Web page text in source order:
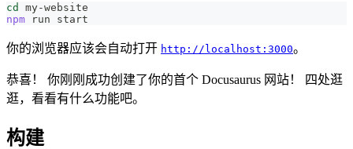
cd
my-website
npm run start
你的浏览器应该会自动打开 http://localhost:3000。
恭喜！ 你刚刚成功创建了你的首个 Docusaurus 网站！ 四处逛
逛，看看有什么功能吧。
构建